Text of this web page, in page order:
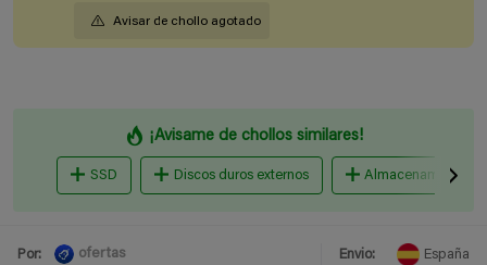
Avisar de chollo agotado
¡Avisame de chollos similares!
SSD Discos duros externos Almacenamiento
Por: ofertas Envio: España